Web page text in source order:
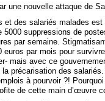
une nouvelle attaque de
et des salariés malades
5000 suppressions de
par semaine.
euros par mois pour
mais avec ce
précarisation des
à pourvoir ?!
de cette main d’œuvre